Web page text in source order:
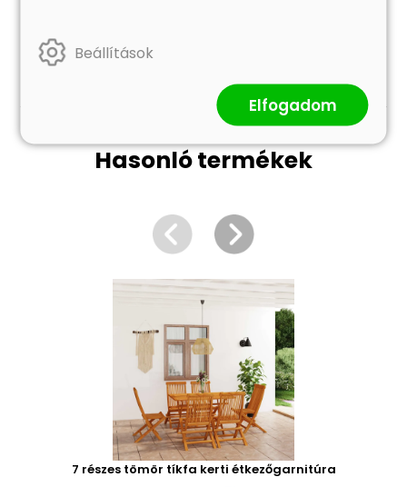
4 db hátpárna
Hasonló termékek
7 részes tömör tíkfa kerti étkezőgarnitúra
Beállítások
Elfogadom